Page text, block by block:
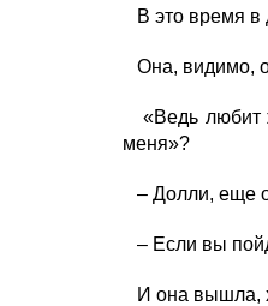
В это время в
Она, видимо,
«Ведь любит
меня»?
– Долли, еще
– Если вы
И она вышла,